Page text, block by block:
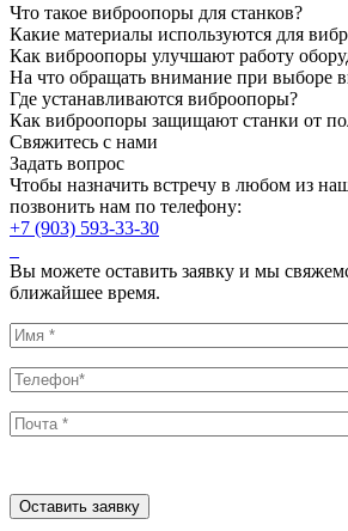
Что такое виброопоры для станков?
Какие материалы используются для
Как виброопоры улучшают работу
На что обращать внимание при выборе
Где устанавливаются виброопоры?
Как виброопоры защищают станки от
Свяжитесь с нами
Задать вопрос
Чтобы назначить встречу в любом из
позвонить нам по телефону:
+7 (903) 593-33-30
Вы можете оставить заявку и мы
ближайшее время.